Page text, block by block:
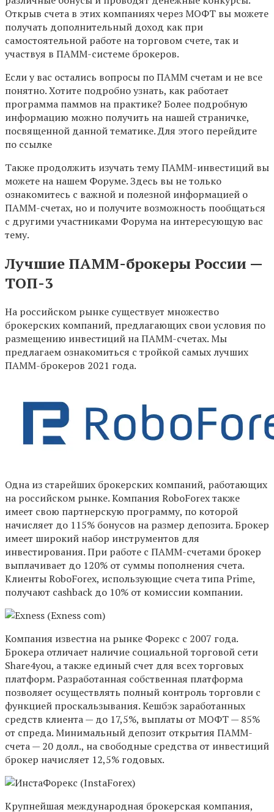
Открыв счета в этих компаниях через МОФТ вы можете
получать дополнительный доход как при
самостоятельной работе на торговом счете, так и
участвуя в ПАММ-системе брокеров.
Если у вас остались вопросы по ПАММ счетам и не все
понятно. Хотите подробно узнать, как работает
программа паммов на практике? Более подробную
информацию можно получить на нашей страничке,
посвященной данной тематике. Для этого перейдите
по ссылке
Также продолжить изучать тему ПАММ-инвестиций вы
можете на нашем Форуме. Здесь вы не только
ознакомитесь с важной и полезной информацией о
ПАММ-счетах, но и получите возможность пообщаться
с другими участниками Форума на интересующую вас
тему.
Лучшие ПАММ-брокеры России —
ТОП-3
На российском рынке существует множество
брокерских компаний, предлагающих свои условия по
размещению инвестиций на ПАММ-счетах. Мы
предлагаем ознакомиться с тройкой самых лучших
ПАММ-брокеров 2021 года.
Одна из старейших брокерских компаний, работающих
на российском рынке. Компания RoboForex также
имеет свою партнерскую программу, по которой
начисляет до 115% бонусов на размер депозита. Брокер
имеет широкий набор инструментов для
инвестирования. При работе с ПАММ-счетами брокер
выплачивает до 120% от суммы пополнения счета.
Клиенты RoboForex, использующие счета типа Prime,
получают сashback до 10% от комиссии компании.
Компания известна на рынке Форекс с 2007 года.
Брокера отличает наличие социальной торговой сети
Share4you, а также единый счет для всех торговых
платформ. Разработанная собственная платформа
позволяет осуществлять полный контроль торговли с
функцией проскальзывания. Кешбэк заработанных
средств клиента — до 17,5%, выплаты от МОФТ — 85%
от спреда. Минимальный депозит открытия ПАММ-
счета — 20 долл., на свободные средства от инвестиций
брокер начисляет 12,5% годовых.
Крупнейшая международная брокерская компания,